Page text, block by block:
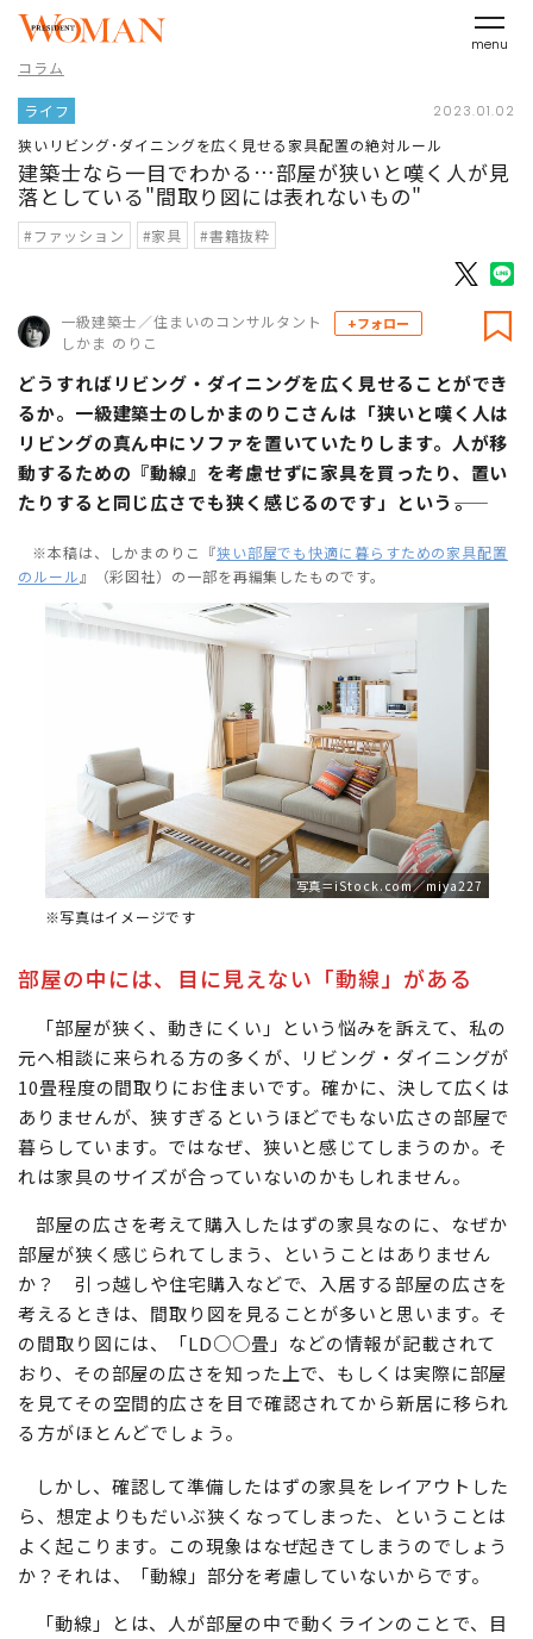
menu
コラム
ライフ 2023.01.02
狭いリビング･ダイニングを広く見せる家具配置の絶対ルール
建築士なら一目でわかる…部屋が狭いと嘆く人が見
落としている"間取り図には表れないもの"
#ファッション #家具 #書籍抜粋
一級建築士／住まいのコンサルタント
しかま のりこ
+フォロー
どうすればリビング・ダイニングを広く見せることができ
るか。一級建築士のしかまのりこさんは「狭いと嘆く人は
リビングの真ん中にソファを置いていたりします。人が移
動するための『動線』を考慮せずに家具を買ったり、置い
たりすると同じ広さでも狭く感じるのです」という――。
※本稿は、しかまのりこ『狭い部屋でも快適に暮らすための家具配置
のルール 』（彩図社）の一部を再編集したものです。
写真＝iStock.com／miya227
※写真はイメージです
部屋の中には、目に見えない「動線」がある
「部屋が狭く、動きにくい」という悩みを訴えて、私の
元へ相談に来られる方の多くが、リビング・ダイニングが
10畳程度の間取りにお住まいです。確かに、決して広くは
ありませんが、狭すぎるというほどでもない広さの部屋で
暮らしています。ではなぜ、狭いと感じてしまうのか。そ
れは家具のサイズが合っていないのかもしれません。
部屋の広さを考えて購入したはずの家具なのに、なぜか
部屋が狭く感じられてしまう、ということはありません
か？ 引っ越しや住宅購入などで、入居する部屋の広さを
考えるときは、間取り図を見ることが多いと思います。そ
の間取り図には、「LD○○畳」などの情報が記載されて
おり、その部屋の広さを知った上で、もしくは実際に部屋
を見てその空間的広さを目で確認されてから新居に移られ
る方がほとんどでしょう。
しかし、確認して準備したはずの家具をレイアウトした
ら、想定よりもだいぶ狭くなってしまった、ということは
よく起こります。この現象はなぜ起きてしまうのでしょう
か？それは、「動線」部分を考慮していないからです。
「動線」とは、人が部屋の中で動くラインのことで、目